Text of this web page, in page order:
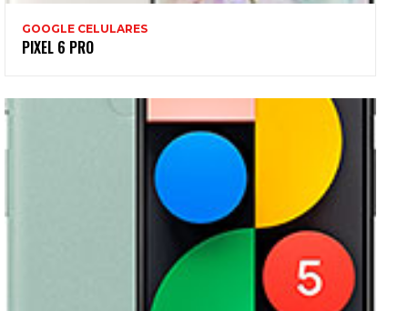
GOOGLE CELULARES
PIXEL 6 PRO